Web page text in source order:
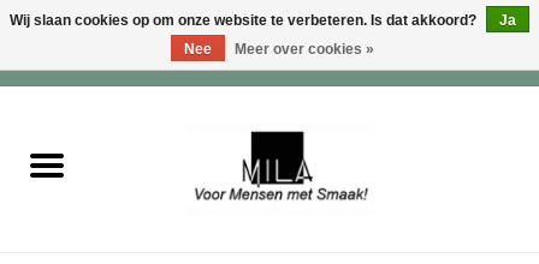
Zoet
Wij slaan cookies op om onze website te verbeteren. Is dat akkoord?
Ja
Nee
Meer over cookies »